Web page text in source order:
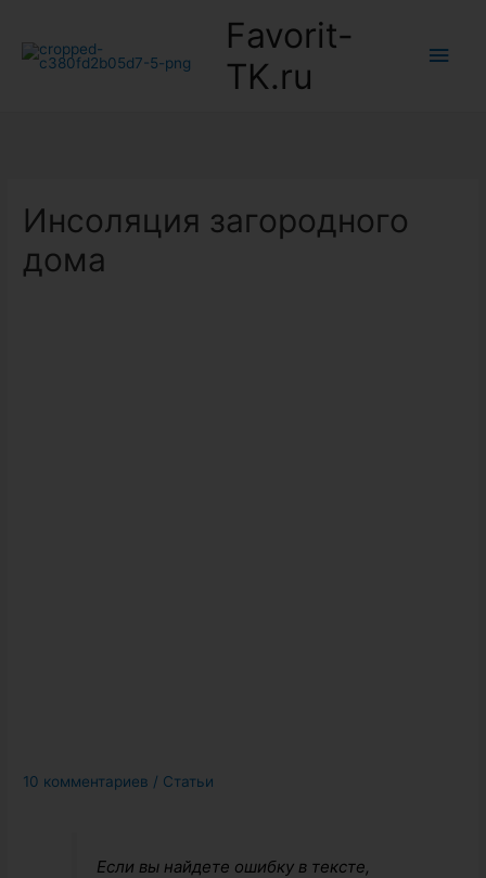
Favorit-
TK.ru
Инсоляция загородного
дома
10 комментариев / Статьи
Если вы найдете ошибку в тексте,